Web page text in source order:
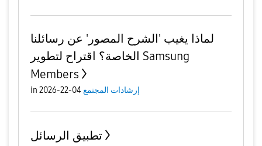
لماذا يغيب 'الشرح المصور' عن رسائلنا
الخاصة؟ اقتراح لتطوير Samsung
Members
in إرشادات المجتمع04-22-2026
تطبيق الرسائل